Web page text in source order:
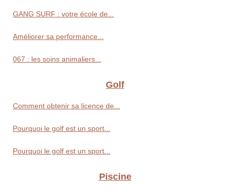
GANG SURF : votre école de...
Améliorer sa performance...
067 : les soins animaliers...
Golf
Comment obtenir sa licence de...
Pourquoi le golf est un sport...
Pourquoi le golf est un sport...
Piscine